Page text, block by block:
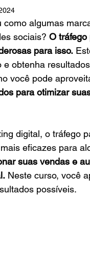
como algumas
sociais? O
para isso.
e obtenha
você pode
para otimizar
digital, o tráfego
eficazes para
suas vendas e
Neste curso, você
possíveis.